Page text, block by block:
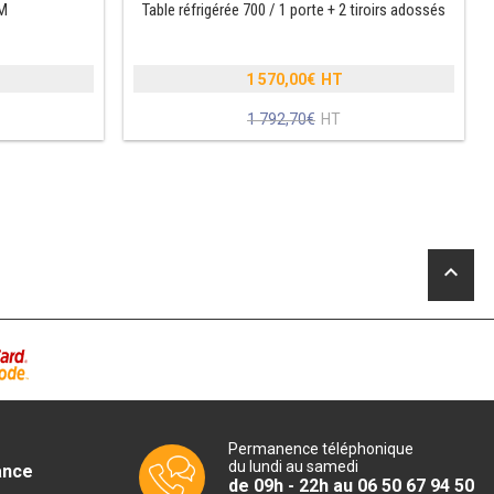
Table réfrigérée 700 / 1 porte + 2 tiroirs adossés
1 792,70€
prix
initial
1 570,00€
Le
prix
keyboard_arrow_up
Permanence téléphonique
du lundi au samedi
de 09h - 22h au 06 50 67 94 50